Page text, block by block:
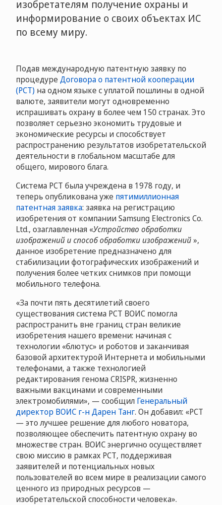
изобретателям получение охраны и
информирование о своих объектах ИС
по всему миру.
Подав международную патентную заявку по
процедуреДоговора о патентной кооперации
(PCT) на одном языке с уплатой пошлины в одной
валюте, заявители могут одновременно
испрашивать охрану в более чем 150 странах. Это
позволяет серьезно экономить трудовые и
экономические ресурсы и способствует
распространению результатов изобретательской
деятельности в глобальном масштабе для
общего, мирового блага.
Система PCT была учреждена в 1978 году, и
теперь опубликована уже пятимиллионная
патентная заявка: заявка на регистрацию
изобретения от компании Samsung Electronics Co.
Ltd., озаглавленная «Устройство обработки
изображений и способ обработки изображений»,
данное изобретение предназначено для
стабилизации фотографических изображений и
получения более четких снимков при помощи
мобильного телефона.
«За почти пять десятилетий своего
существования система РСТ ВОИС помогла
распространить вне границ стран великие
изобретения нашего времени: начиная с
технологии «блютус» и роботов и заканчивая
базовой архитектурой Интернета и мобильными
телефонами, а также технологией
редактирования генома CRISPR, жизненно
важными вакцинами и современными
электромобилями», — сообщил Генеральный
директор ВОИС г-н Дарен Танг. Он добавил: «PCT
— это лучшее решение для любого новатора,
позволяющее обеспечить патентную охрану во
множестве стран. ВОИС энергично осуществляет
свою миссию в рамках РСТ, поддерживая
заявителей и потенциальных новых
пользователей во всем мире в реализации самого
ценного из природных ресурсов —
изобретательской способности человека».